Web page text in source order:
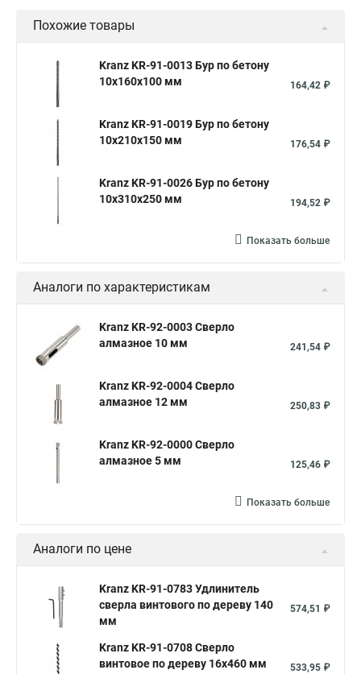
Похожие товары
Kranz KR-91-0013 Бур по бетону
10x160x100 мм
164,42 ₽
Kranz KR-91-0019 Бур по бетону
10x210x150 мм
176,54 ₽
Kranz KR-91-0026 Бур по бетону
10x310x250 мм
194,52 ₽
Показать больше
Аналоги по характеристикам
Kranz KR-92-0003 Сверло
алмазное 10 мм
241,54 ₽
Kranz KR-92-0004 Сверло
алмазное 12 мм
250,83 ₽
Kranz KR-92-0000 Сверло
алмазное 5 мм
125,46 ₽
Показать больше
Аналоги по цене
Kranz KR-91-0783 Удлинитель
сверла винтового по дереву 140
мм
574,51 ₽
Kranz KR-91-0708 Сверло
винтовое по дереву 16х460 мм
533,95 ₽